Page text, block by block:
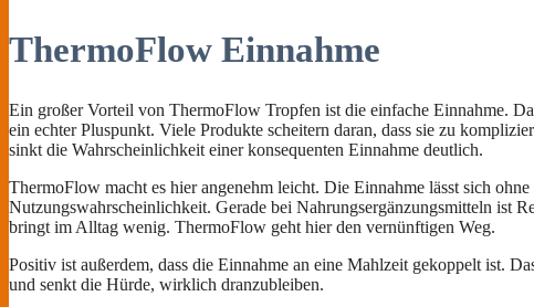
ThermoFlow Einnahme
Ein großer Vorteil von ThermoFlow Tropfen ist die einfache Einnahme.
ein echter Pluspunkt. Viele Produkte scheitern daran, dass sie zu
sinkt die Wahrscheinlichkeit einer konsequenten Einnahme deutlich.
ThermoFlow macht es hier angenehm leicht. Die Einnahme lässt sich
Nutzungswahrscheinlichkeit. Gerade bei Nahrungsergänzungsmitteln ist
bringt im Alltag wenig. ThermoFlow geht hier den vernünftigen Weg.
Positiv ist außerdem, dass die Einnahme an eine Mahlzeit gekoppelt ist.
und senkt die Hürde, wirklich dranzubleiben.